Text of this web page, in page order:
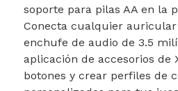
soporte para pilas AA en la
Conecta cualquier
enchufe de audio de 3.5
aplicación de accesorios de
botones y crear perfiles de